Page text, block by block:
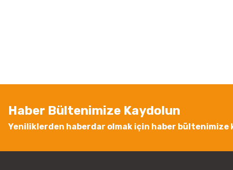
Ürün bilgilerinde hatalar bulunuyor.
Bu ürüne benzer farklı alternatifler olmalı.
Haber Bültenimize Kaydolun
Yeniliklerden haberdar olmak için haber bültenimize